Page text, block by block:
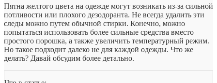
Пятна желтого цвета на одежде могут возникать из-за сильной
потливости или плохого дезодоранта. Не всегда удалить эти
следы можно путем обычной стирки. Конечно, можно
попытаться использовать более сильные средства вместо
простого порошка, а также увеличить температурный режим.
Но такое подходит далеко не для каждой одежды. Что же
делать? Давай обсудим более детально.